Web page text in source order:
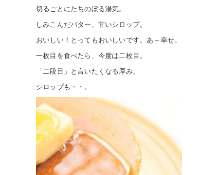
切るごとにたちのぼる湯気。
しみこんだバター、甘いシロップ。
おいしい！とってもおいしいです。あ～幸せ。
一枚目を食べたら、今度は二枚目。
「二段目」と言いたくなる厚み。
シロップも・・。